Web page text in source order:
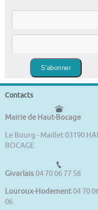
Contacts
Mairie de Haut-Bocage
Le Bourg - Maillet 03190
BOCAGE
Givarlais 04 70 06 77 58
Louroux-Hodement 04 70
06